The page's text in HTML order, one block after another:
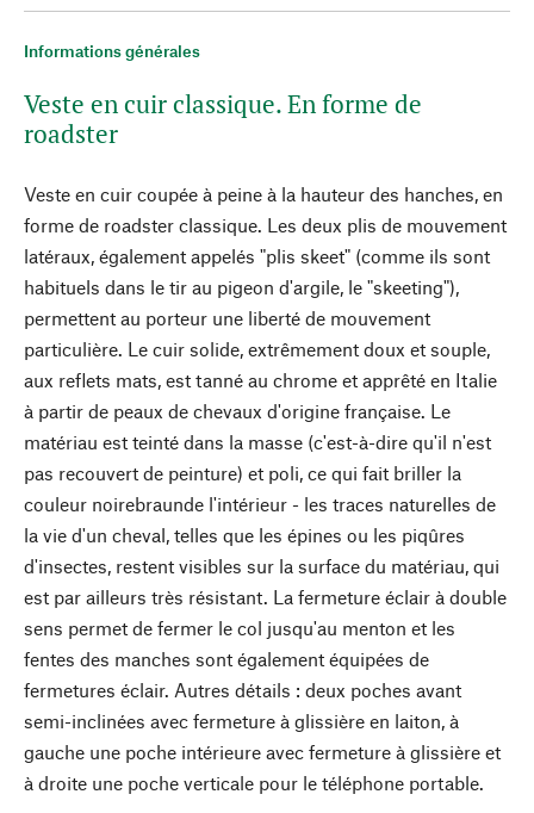
Informations générales
Veste en cuir classique. En forme de
roadster
Veste en cuir coupée à peine à la hauteur des hanches, en
forme de roadster classique. Les deux plis de mouvement
latéraux, également appelés "plis skeet" (comme ils sont
habituels dans le tir au pigeon d'argile, le "skeeting"),
permettent au porteur une liberté de mouvement
particulière. Le cuir solide, extrêmement doux et souple,
aux reflets mats, est tanné au chrome et apprêté en Italie
à partir de peaux de chevaux d'origine française. Le
matériau est teinté dans la masse (c'est-à-dire qu'il n'est
pas recouvert de peinture) et poli, ce qui fait briller la
couleur noirebraunde l'intérieur - les traces naturelles de
la vie d'un cheval, telles que les épines ou les piqûres
d'insectes, restent visibles sur la surface du matériau, qui
est par ailleurs très résistant. La fermeture éclair à double
sens permet de fermer le col jusqu'au menton et les
fentes des manches sont également équipées de
fermetures éclair. Autres détails : deux poches avant
semi-inclinées avec fermeture à glissière en laiton, à
gauche une poche intérieure avec fermeture à glissière et
à droite une poche verticale pour le téléphone portable.